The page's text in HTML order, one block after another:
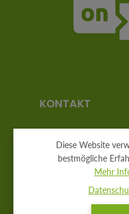
KONTAKT
WIR AUF
Diese Website
bestmögliche
Mehr